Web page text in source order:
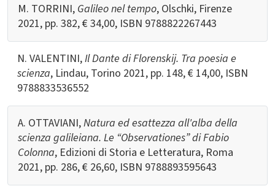
M. TORRINI, Galileo nel tempo, Olschki, Firenze
2021, pp. 382, € 34,00, ISBN 9788822267443
N. VALENTINI,Il Dante di Florenskij. Tra poesia e
scienza, Lindau, Torino 2021, pp. 148, € 14,00, ISBN
9788833536552
A. OTTAVIANI,Natura ed esattezza all'alba della
scienza galileiana. Le “Observationes” di Fabio
Colonna, Edizioni di Storia e Letteratura, Roma
2021, pp. 286, € 26,60, ISBN 9788893595643